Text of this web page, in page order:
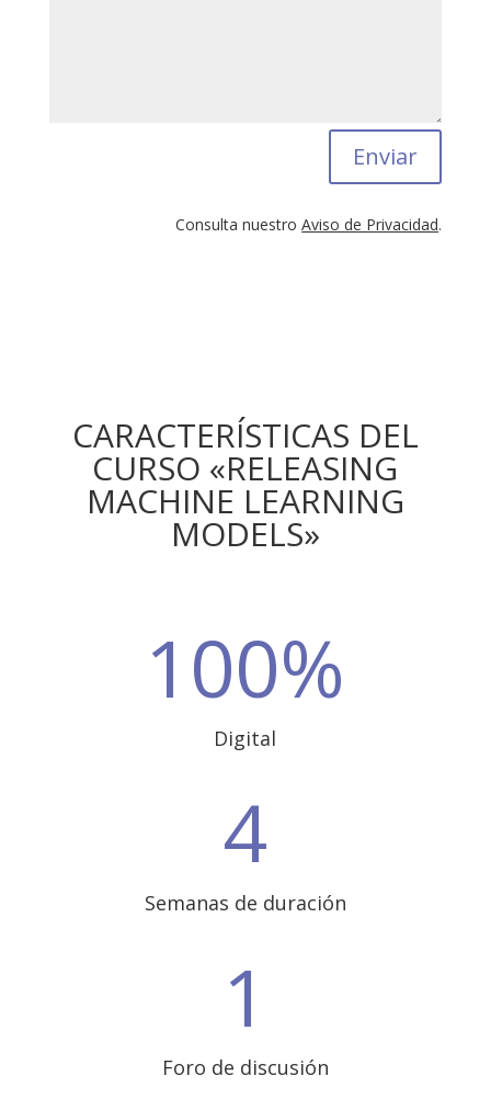
Enviar
Consulta nuestroAviso de Privacidad.
CARACTERÍSTICAS DEL
CURSO «RELEASING
MACHINE LEARNING
MODELS»
100%
Digital
4
Semanas de duración
1
Foro de discusión